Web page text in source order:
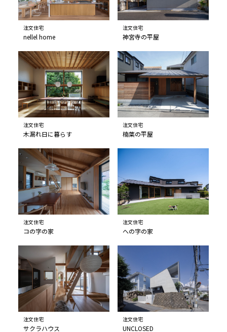
注文住宅
nellel home
注文住宅
神宮寺の平屋
注文住宅
木漏れ日に暮らす
注文住宅
楠葉の平屋
注文住宅
コの字の家
注文住宅
への字の家
注文住宅
サクラハウス
注文住宅
UNCLOSED